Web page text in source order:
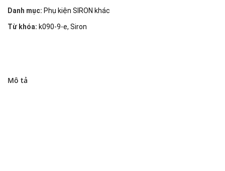
Danh mục: Phụ kiện SIRON khác
Từ khóa: k090-9-e, Siron
Mô tả